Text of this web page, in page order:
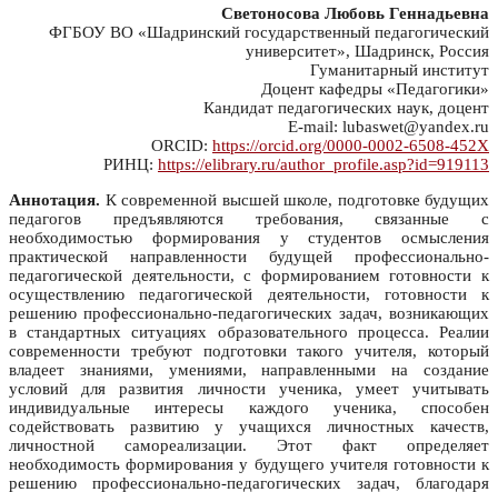
Светоносова Любовь Геннадьевна
ФГБОУ ВО «Шадринский государственный педагогический
университет», Шадринск, Россия
Гуманитарный институт
Доцент кафедры «Педагогики»
Кандидат педагогических наук, доцент
E-mail: lubaswet@yandex.ru
ORCID: https://orcid.org/0000-0002-6508-452X
РИНЦ: https://elibrary.ru/author_profile.asp?id=919113
Аннотация. К современной высшей школе, подготовке будущих
педагогов предъявляются требования, связанные с
необходимостью формирования у студентов осмысления
практической направленности будущей профессионально-
педагогической деятельности, с формированием готовности к
осуществлению педагогической деятельности, готовности к
решению профессионально-педагогических задач, возникающих
в стандартных ситуациях образовательного процесса. Реалии
современности требуют подготовки такого учителя, который
владеет знаниями, умениями, направленными на создание
условий для развития личности ученика, умеет учитывать
индивидуальные интересы каждого ученика, способен
содействовать развитию у учащихся личностных качеств,
личностной самореализации. Этот факт определяет
необходимость формирования у будущего учителя готовности к
решению профессионально-педагогических задач, благодаря